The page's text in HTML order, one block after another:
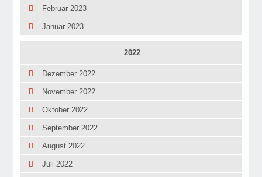
Februar 2023
Januar 2023
2022
Dezember 2022
November 2022
Oktober 2022
September 2022
August 2022
Juli 2022